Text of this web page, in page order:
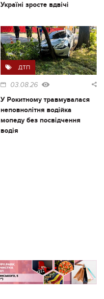
Україні зросте вдвічі
ДТП
03.08.26
У Рокитному травмувалася
неповнолітня водійка
мопеду без посвідчення
водія